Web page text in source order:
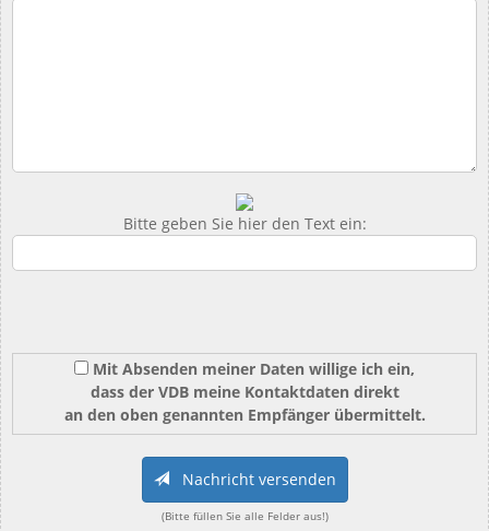
Bitte geben Sie hier den Text ein:
Mit Absenden meiner Daten willige ich ein,
dass der VDB meine Kontaktdaten direkt
an den oben genannten Empfänger übermittelt.
Nachricht versenden
(Bitte füllen Sie alle Felder aus!)